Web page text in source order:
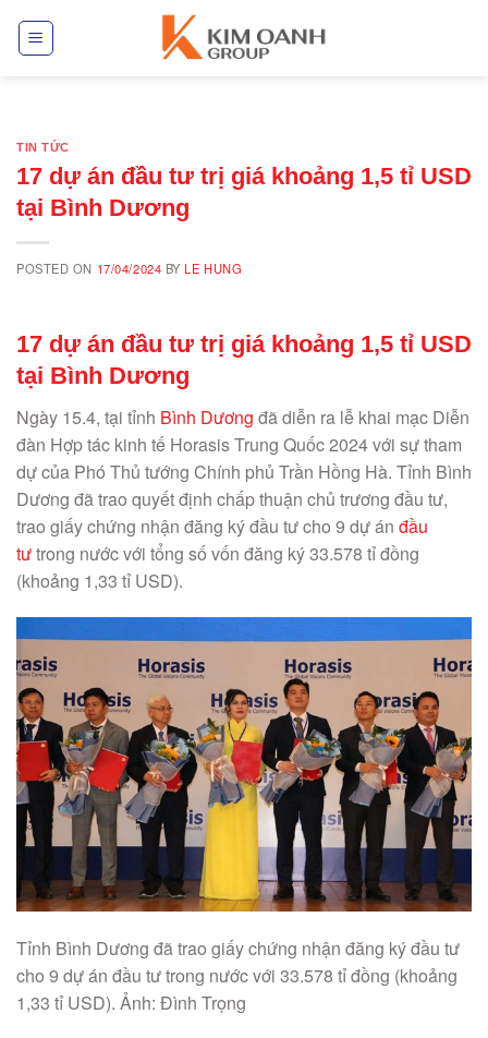
TIN TỨC
17 dự án đầu tư trị giá khoảng 1,5 tỉ USD
tại Bình Dương
POSTED ON 17/04/2024 BYLE HUNG
17 dự án đầu tư trị giá khoảng 1,5 tỉ USD
tại Bình Dương
Ngày 15.4, tại tỉnh Bình Dương đã diễn ra lễ khai mạc Diễn
đàn Hợp tác kinh tế Horasis Trung Quốc 2024 với sự tham
dự của Phó Thủ tướng Chính phủ Trần Hồng Hà. Tỉnh Bình
Dương đã trao quyết định chấp thuận chủ trương đầu tư,
trao giấy chứng nhận đăng ký đầu tư cho 9 dự án đầu
tưtrong nước với tổng số vốn đăng ký 33.578 tỉ đồng
(khoảng 1,33 tỉ USD).
Tỉnh Bình Dương đã trao giấy chứng nhận đăng ký đầu tư
cho 9 dự án đầu tư trong nước với 33.578 tỉ đồng (khoảng
1,33 tỉ USD). Ảnh: Đình Trọng